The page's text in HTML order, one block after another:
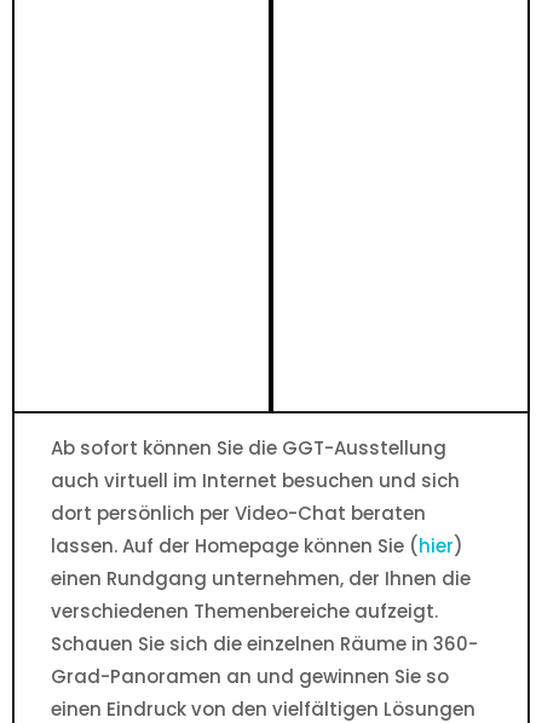
Ab sofort können Sie die GGT-Ausstellung
auch virtuell im Internet besuchen und sich
dort persönlich per Video-Chat beraten
lassen. Auf der Homepage können Sie (hier)
einen Rundgang unternehmen, der Ihnen die
verschiedenen Themenbereiche aufzeigt.
Schauen Sie sich die einzelnen Räume in 360-
Grad-Panoramen an und gewinnen Sie so
einen Eindruck von den vielfältigen Lösungen